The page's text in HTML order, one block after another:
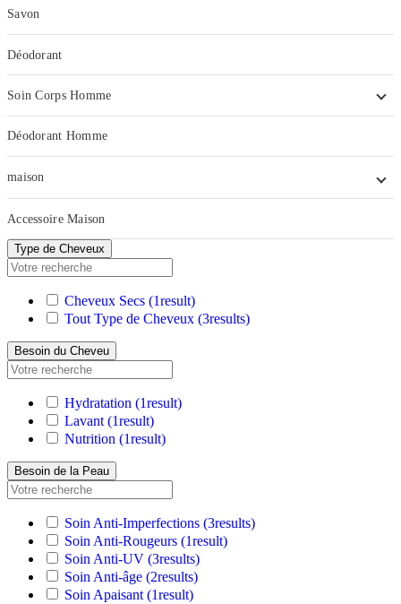
Savon
Déodorant
Soin Corps Homme
Déodorant Homme
maison
Accessoire Maison
Type de Cheveux
Cheveux Secs (1result)
Tout Type de Cheveux (3results)
Besoin du Cheveu
Hydratation (1result)
Lavant(1result)
Nutrition (1result)
Besoin de la Peau
Soin Anti-Imperfections (3results)
Soin Anti-Rougeurs (1result)
Soin Anti-UV (3results)
Soin Anti-âge (2results)
Soin Apaisant(1result)